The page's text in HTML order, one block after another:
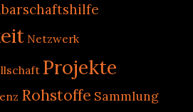
Netzwerk
Projekte
Rohstoffe Sammlung